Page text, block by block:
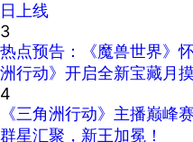
日上线
3
热点预告：《魔兽世界》
洲行动》开启全新宝藏月
4
《三角洲行动》主播巅峰
群星汇聚，新王加冕！